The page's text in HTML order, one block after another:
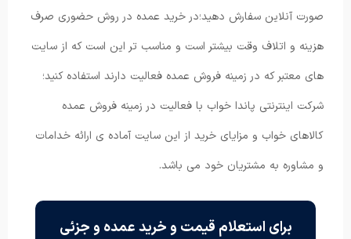
صورت آنلاین سفارش دهید؛در خرید عمده در روش حضوری صرف
هزینه و اتلاف وقت بیشتر است و مناسب تر این است که از سایت
های معتبر که در زمینه فروش عمده فعالیت دارند استفاده کنید؛
شرکت اینترنتی پاندا خواب با فعالیت در زمینه فروش عمده
کالاهای خواب و مزایای خرید از این سایت آماده ی ارائه خدامات
و مشاوره به مشتریان خود می باشد.
برای استعلام قیمت و خرید عمده و جزئی